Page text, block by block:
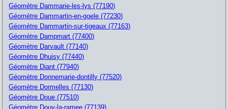
Géomètre Dammarie-les-lys (77190)
Géomètre Dammartin-en-goele (77230)
Géomètre Dammartin-sur-tigeaux (77163)
Géomètre Dampmart (77400)
Géomètre Darvault (77140)
Géomètre Dhuisy (77440)
Géomètre Diant (77940)
Géomètre Donnemarie-dontilly (77520)
Géomètre Dormelles (77130)
Géomètre Doue (77510)
Géomètre Douy-la-ramee (77139)